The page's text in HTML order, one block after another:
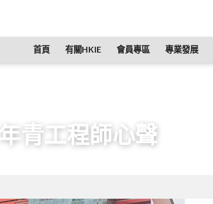
首頁 有關HKIE 會員專區 專業發展
年青工程師心聲